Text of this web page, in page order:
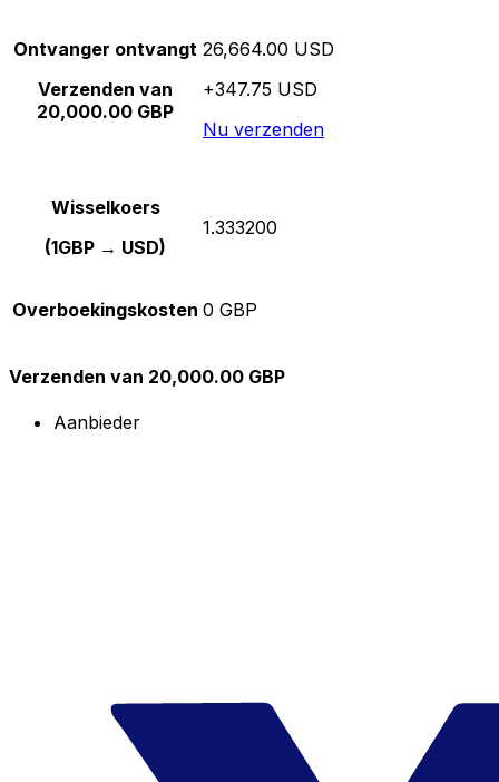
Ontvanger ontvangt
Verzenden van
20,000.00 GBP
26,664.00 USD
+347.75 USD
Nu verzenden
Wisselkoers
(1GBP → USD)
1.333200
Overboekingskosten 0 GBP
Verzenden van 20,000.00 GBP
Aanbieder